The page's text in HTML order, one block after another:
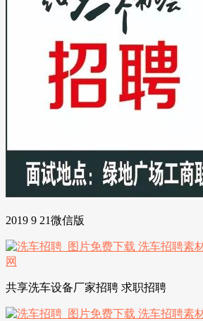
2019 9 21微信版
共享洗车设备厂家招聘 求职招聘